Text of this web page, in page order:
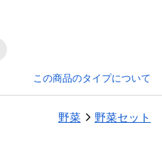
この商品のタイプについて
野菜 野菜セット